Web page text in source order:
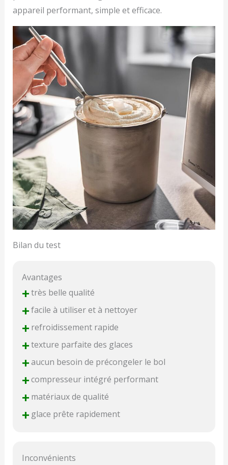
appareil performant, simple et efficace.
Bilan du test
Avantages
+très belle qualité
+facile à utiliser et à nettoyer
+refroidissement rapide
+texture parfaite des glaces
+aucun besoin de précongeler le bol
+compresseur intégré performant
+matériaux de qualité
+glace prête rapidement
Inconvénients